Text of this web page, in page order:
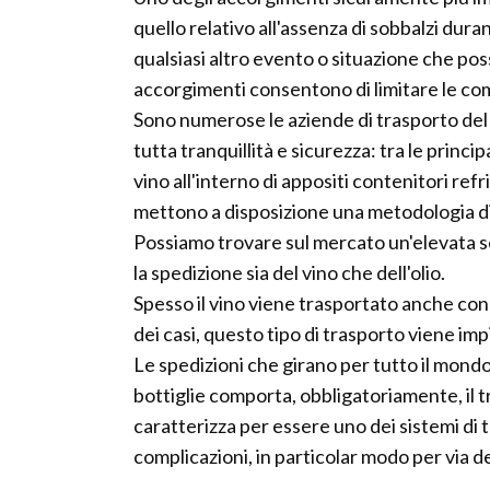
quello relativo all'assenza di sobbalzi
qualsiasi altro evento o situazione che
accorgimenti consentono di limitare le
Sono numerose le aziende di trasporto
tutta tranquillità e sicurezza: tra le
vino all'interno di appositi contenitori
mettono a disposizione una metodologia
Possiamo trovare sul mercato
la spedizione sia del vino che dell'olio.
Spesso il vino viene trasportato anche
dei casi, questo tipo di trasporto viene
Le spedizioni che girano per tutto il
bottiglie comporta, obbligatoriamente, il
caratterizza per essere uno dei sistemi
complicazioni, in particolar modo per via